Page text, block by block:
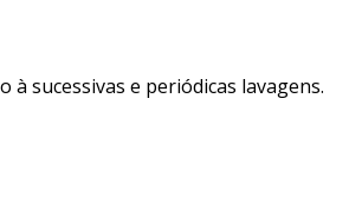
sucessivas e periódicas lavagens.